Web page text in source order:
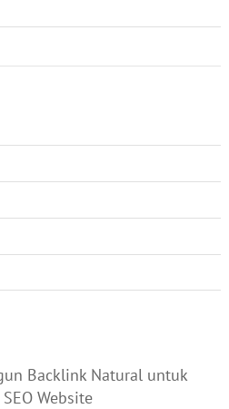
Backlink Natural untuk
Website